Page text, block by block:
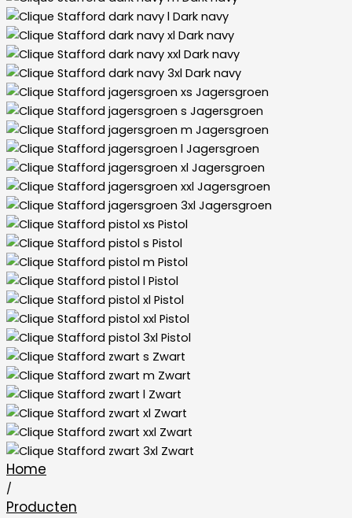
Home
/
Producten